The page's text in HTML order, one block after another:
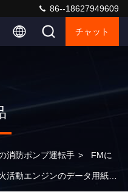
86--18627949609
チャット
消防ポンプ運転手 > FMに
活動エンジンのデータ用紙